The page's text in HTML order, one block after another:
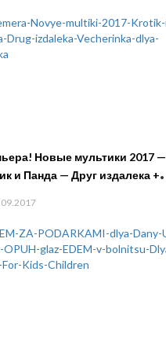
Новые мультики 2017 —
и Панда — Друг издалека +